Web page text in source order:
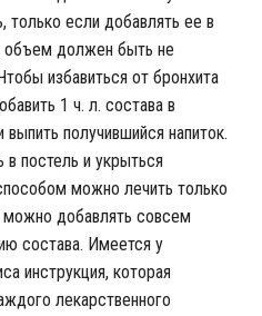
только если добавлять ее в
объем должен быть не
избавиться от бронхита
1 ч. л. состава в
получившийся напиток.
в постель и укрыться
можно лечить только
добавлять совсем
состава. Имеется у
инструкция, которая
лекарственного